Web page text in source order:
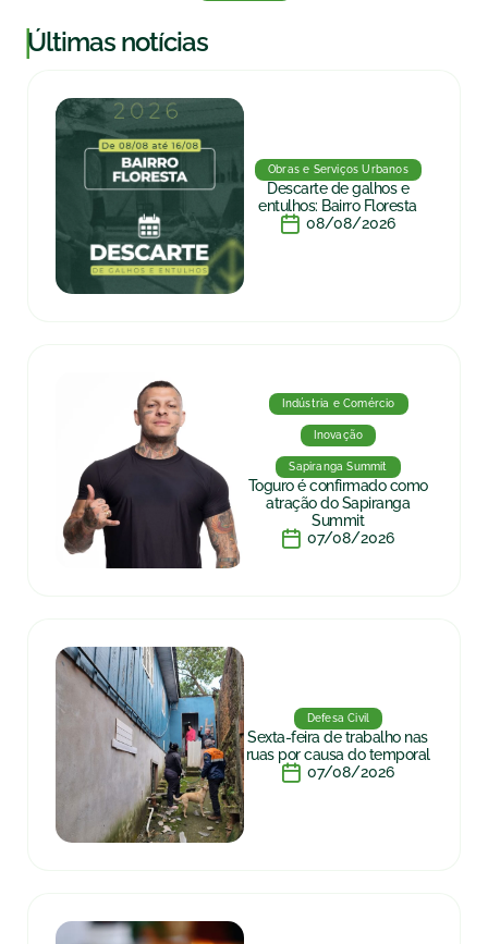
|Últimas notícias
Obras e Serviços Urbanos
Descarte de galhos e
entulhos: Bairro Floresta
08/08/2026
Indústria e Comércio
Inovação
Sapiranga Summit
Toguro é confirmado como
atração do Sapiranga
Summit
07/08/2026
Defesa Civil
Sexta-feira de trabalho nas
ruas por causa do temporal
07/08/2026